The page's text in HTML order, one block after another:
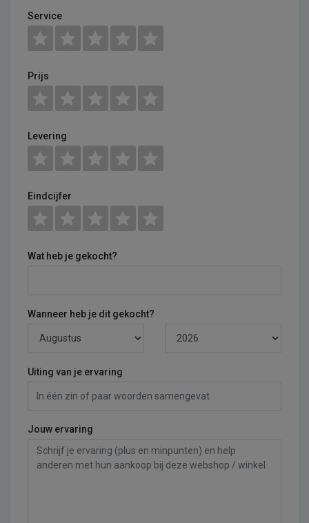
Service
Prijs
Levering
Eindcijfer
Wat heb je gekocht?
Wanneer heb je dit gekocht?
Uiting van je ervaring
Jouw ervaring